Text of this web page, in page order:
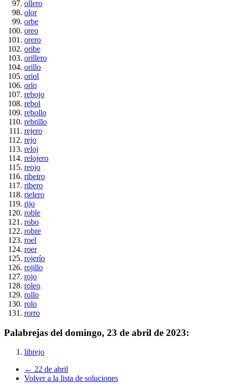
ollero
olor
orbe
oreo
orero
oribe
orillero
orillo
oriol
orlo
rebojo
rebol
rebollo
rebrillo
rejero
rejo
reloj
relojero
reojo
ribeiro
ribero
rielero
rijo
roble
robo
robre
roel
roer
rojerío
rojillo
rojo
roleo
rollo
rolo
rorro
Palabrejas del domingo, 23 de abril de 2023:
librejo
← 22 de abril
Volver a la lista de soluciones